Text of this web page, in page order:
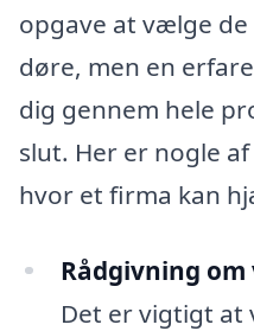
opgave at vælge
døre, men en
dig gennem hele
slut. Her er nogle
hvor et firma kan
Rådgivning
Det er vigtigt